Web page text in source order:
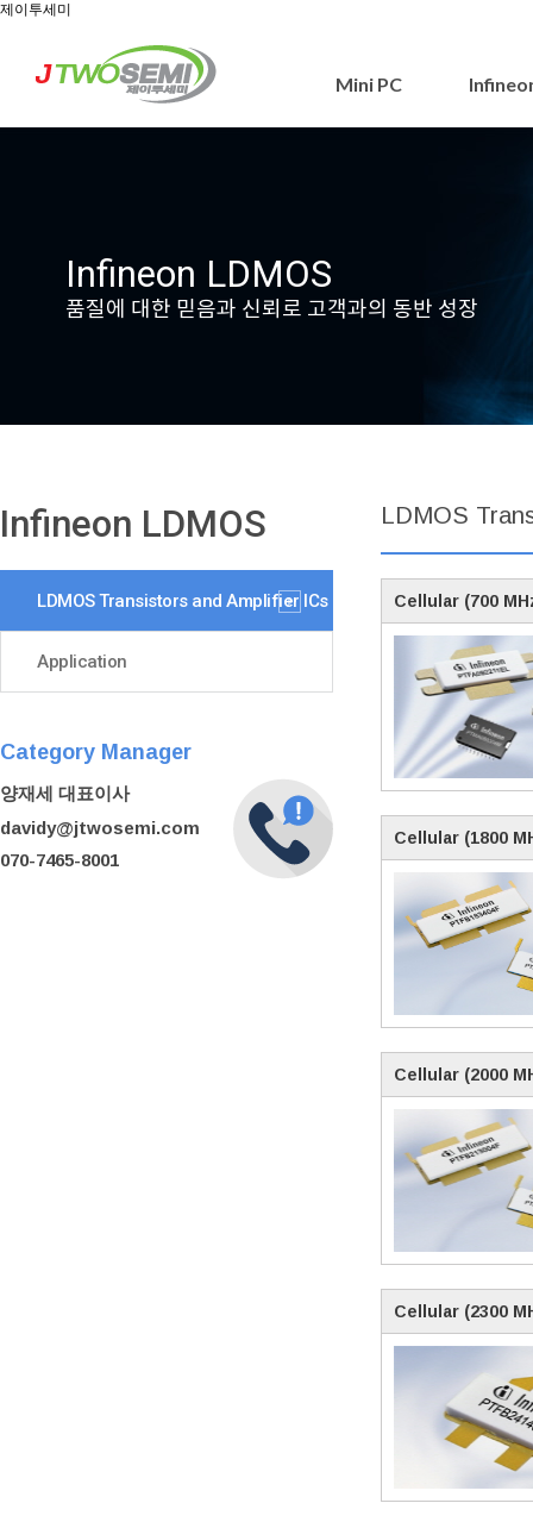
제이투세미
Mini PC
Infineon LDMOS
품질에 대한 믿음과 신뢰로 고객과의 동반 성장
Infineon LDMOS
LDMOS Transistors and Amplifier ICs
Application
Category Manager
양재세 대표이사
davidy@jtwosemi.com
070-7465-8001
LDMOS
Cellular (700
Cellular (1800
Cellular (2000
Cellular (2300